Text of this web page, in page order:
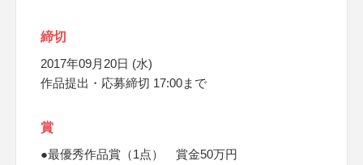
締切
2017年09月20日 (水)
作品提出・応募締切 17:00まで
賞
●最優秀作品賞（1点） 賞金50万円